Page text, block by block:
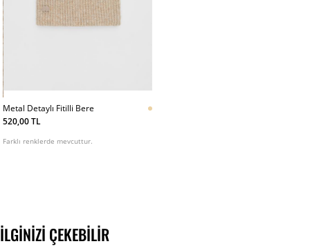
Metal Detaylı Fitilli Bere
520,00 TL
Farklı renklerde mevcuttur.
İLGINIZI ÇEKEBILIR